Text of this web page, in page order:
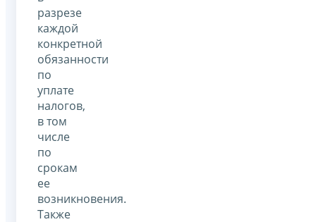
разрезе
каждой
конкретной
обязанности
по
уплате
налогов,
в том
числе
по
срокам
ее
возникновения.
Также